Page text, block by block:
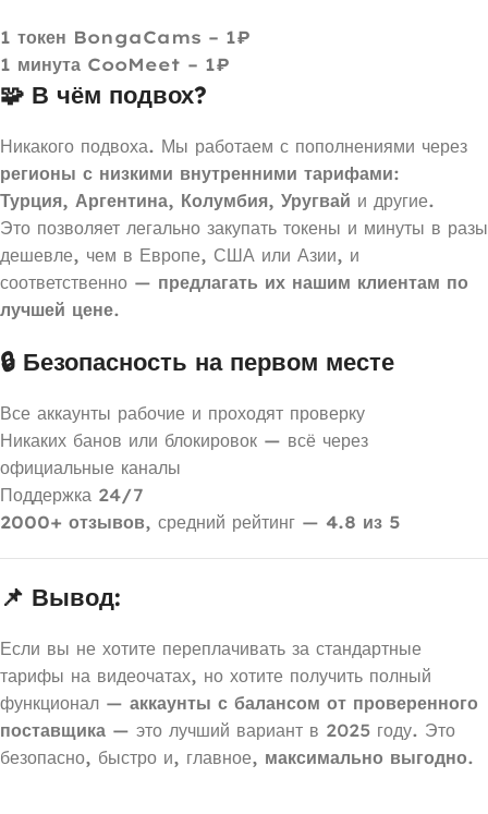
1 токен BongaCams – 1₽
1 минута CooMeet – 1₽
🧩 В чём подвох?
Никакого подвоха. Мы работаем с пополнениями через
регионы с низкими внутренними тарифами:
Турция, Аргентина, Колумбия, Уругвай и другие.
Это позволяет легально закупать токены и минуты в разы
дешевле, чем в Европе, США или Азии, и
соответственно — предлагать их нашим клиентам по
лучшей цене.
🔒 Безопасность на первом месте
Все аккаунты рабочие и проходят проверку
Никаких банов или блокировок — всё через
официальные каналы
Поддержка 24/7
2000+ отзывов, средний рейтинг — 4.8 из 5
📌 Вывод:
Если вы не хотите переплачивать за стандартные
тарифы на видеочатах, но хотите получить полный
функционал — аккаунты с балансом от проверенного
поставщика — это лучший вариант в 2025 году. Это
безопасно, быстро и, главное, максимально выгодно.